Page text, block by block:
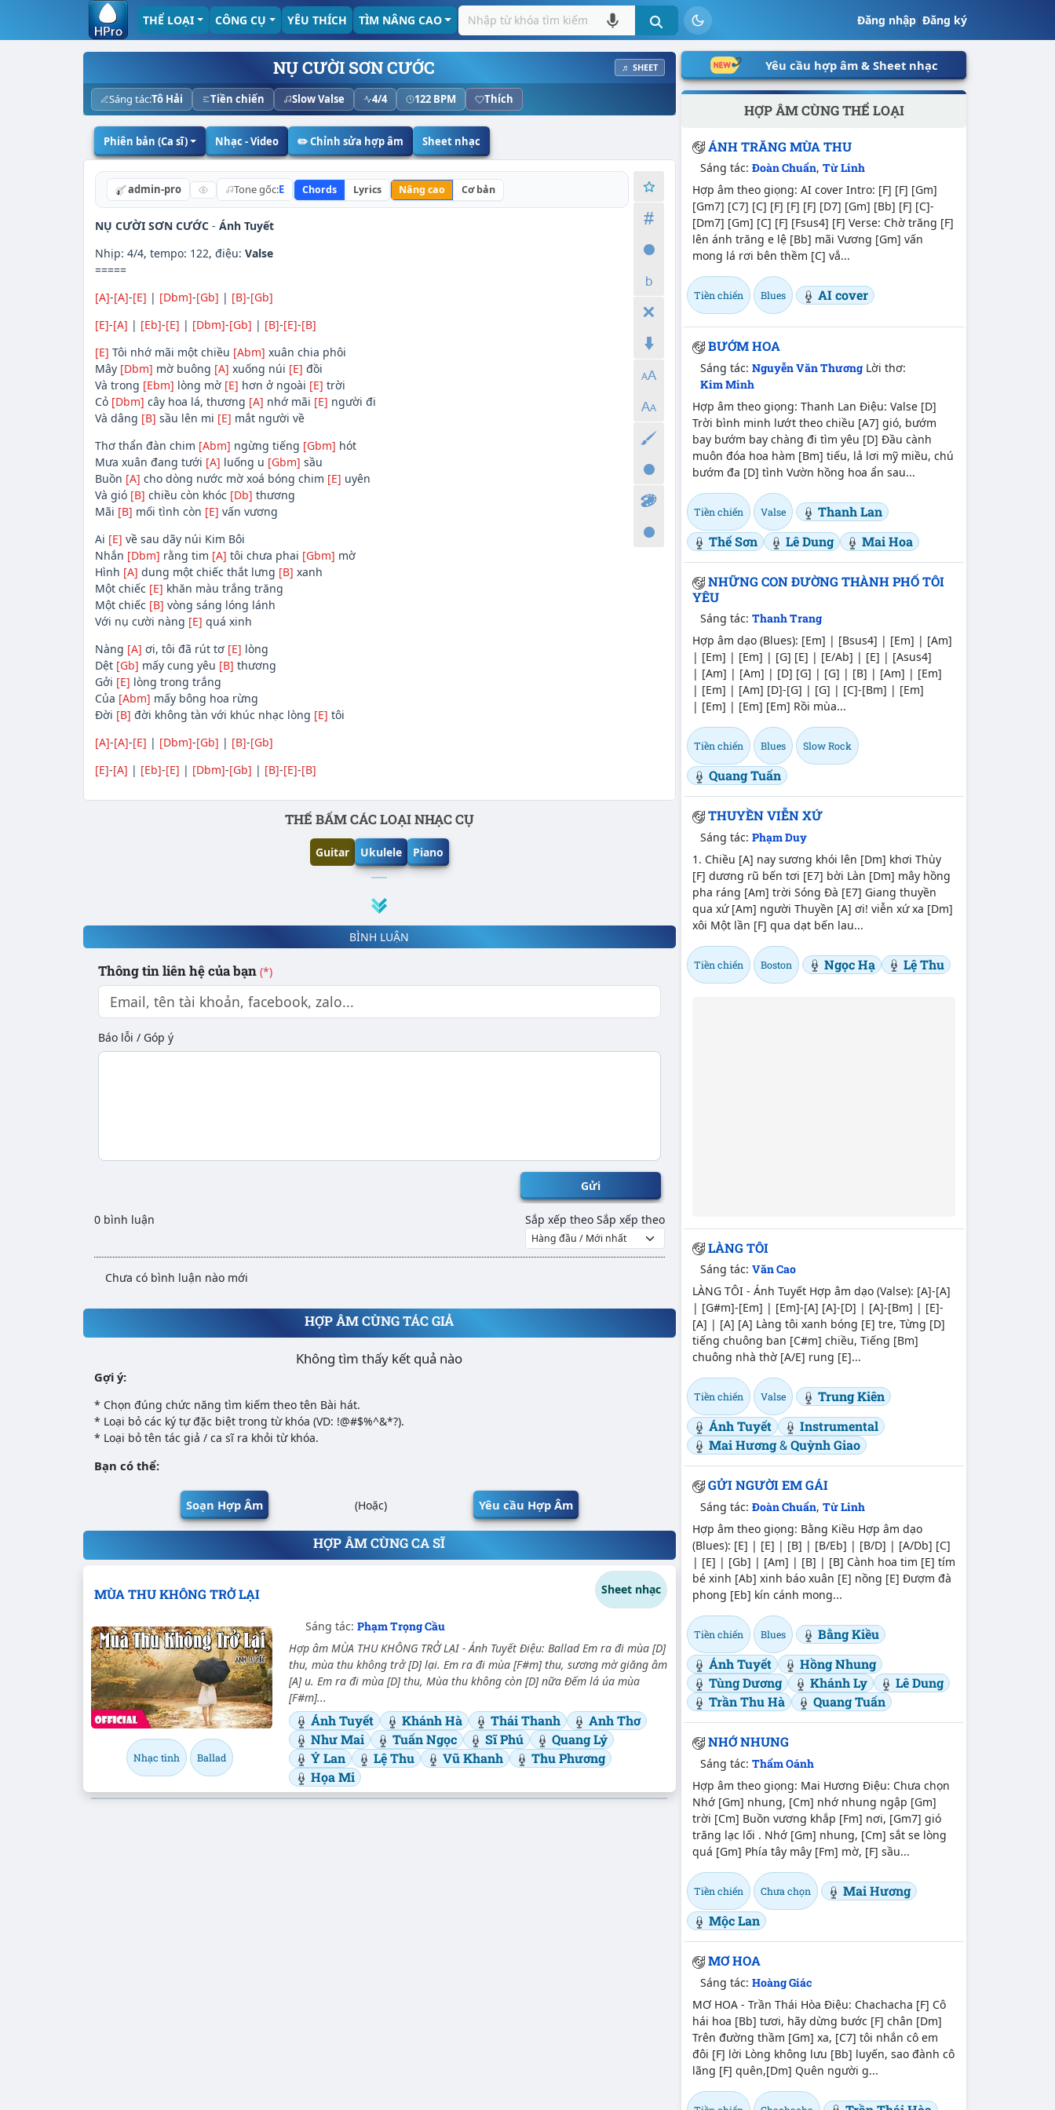
Đăng nhập|Đăng ký
THỂ LOẠI CÔNG CỤ YÊU THÍCH TÌM NÂNG CAO
NỤ CƯỜI SƠN CƯỚC ♬ SHEET
Sáng tác:Tô Hải Tiền chiến Slow Valse 4/4 122 BPM Thích
Phiên bản (Ca sĩ) Nhạc - Video ✏️ Chỉnh sửa hợp âm Sheet nhạc
admin-pro Tone gốc:E Chords Lyrics Nâng cao Cơ bản
NỤ CƯỜI SƠN CƯỚC- Ánh Tuyết
Nhịp: 4/4, tempo: 122, điệu: Valse
=====
[A]-[A]-[E] | [Dbm]-[Gb] | [B]-[Gb]
[E]-[A] | [Eb]-[E] | [Dbm]-[Gb] | [B]-[E]-[B]
[E] Tôi nhớ mãi một chiều [Abm] xuân chia phôi
Mây [Dbm] mờ buông [A] xuống núi [E] đồi
Và trong [Ebm] lòng mờ [E] hơn ở ngoài [E] trời
Cỏ [Dbm] cây hoa lá, thương [A] nhớ mãi [E] người đi
Và dâng [B] sầu lên mi [E] mắt người về
Thơ thẩn đàn chim [Abm] ngừng tiếng [Gbm] hót
Mưa xuân đang tưới [A] luống u [Gbm] sầu
Buồn [A] cho dòng nước mờ xoá bóng chim [E] uyên
Và gió [B] chiều còn khóc [Db] thương
Mãi [B] mối tình còn [E] vấn vương
Ai [E] về sau dãy núi Kim Bôi
Nhắn [Dbm] rằng tim [A] tôi chưa phai [Gbm] mờ
Hình [A] dung một chiếc thắt lưng [B] xanh
Một chiếc [E] khăn màu trắng trăng
Một chiếc [B] vòng sáng lóng lánh
Với nụ cười nàng [E] quá xinh
Nàng [A] ơi, tôi đã rút tơ [E] lòng
Dệt [Gb] mấy cung yêu [B] thương
Gởi [E] lòng trong trắng
Của [Abm] mấy bông hoa rừng
Đời [B] đời không tàn với khúc nhạc lòng [E] tôi
[A]-[A]-[E] | [Dbm]-[Gb] | [B]-[Gb]
[E]-[A] | [Eb]-[E] | [Dbm]-[Gb] | [B]-[E]-[B]
THẾ BẤM CÁC LOẠI NHẠC CỤ
Guitar Ukulele Piano
BÌNH LUẬN
Thông tin liên hệ của bạn (*)
Báo lỗi / Góp ý
Gửi
0 bình luận Sắp xếp theo Sắp xếp theo
Chưa có bình luận nào mới
HỢP ÂM CÙNG TÁC GIẢ
Không tìm thấy kết quả nào
Gợi ý:
* Chọn đúng chức năng tìm kiếm theo tên Bài hát.
* Loại bỏ các ký tự đặc biệt trong từ khóa (VD: !@#$%^&*?).
* Loại bỏ tên tác giả / ca sĩ ra khỏi từ khóa.
Bạn có thể:
Soạn Hợp Âm (Hoặc) Yêu cầu Hợp Âm
HỢP ÂM CÙNG CA SĨ
MÙA THU KHÔNG TRỞ LẠI Sheet nhạc
Nhạc tình Ballad
Sáng tác: Phạm Trọng Cầu
Hợp âm MÙA THU KHÔNG TRỞ LẠI - Ánh Tuyết Điệu: Ballad Em ra đi mùa [D]
thu, mùa thu không trở [D] lại. Em ra đi mùa [F#m] thu, sương mờ giăng âm
[A] u. Em ra đi mùa [D] thu, Mùa thu không còn [D] nữa Đếm lá úa mùa
[F#m]...
Ánh Tuyết Khánh Hà Thái Thanh
Anh Thơ
Như Mai
Tuấn Ngọc Sĩ Phú
Quang Lý
Ý Lan
Lệ Thu Vũ Khanh
Thu Phương
Họa Mi
Yêu cầu hợp âm & Sheet nhạc
HỢP ÂM CÙNG THỂ LOẠI
ÁNH TRĂNG MÙA THU
Sáng tác:Đoàn Chuẩn,Từ Linh
Hợp âm theo giọng: AI cover Intro: [F] [F] [Gm]
[Gm7] [C7] [C] [F] [F] [F] [D7] [Gm] [Bb] [F] [C]-
[Dm7] [Gm] [C] [F] [Fsus4] [F] Verse: Chờ trăng [F]
lên ánh trăng e lệ [Bb] mãi Vương [Gm] vấn
mong lá rơi bên thềm [C] vắ...
Tiền chiến Blues AI cover
BƯỚM HOA
Sáng tác:Nguyễn Văn Thương Lời thơ:
Kim Minh
Hợp âm theo giọng: Thanh Lan Điệu: Valse [D]
Trời bình minh lướt theo chiều [A7] gió, bướm
bay bướm bay chàng đi tìm yêu [D] Đầu cành
muôn đóa hoa hàm [Bm] tiếu, lả lơi mỹ miều, chú
bướm đa [D] tình Vườn hồng hoa ẩn sau...
Tiền chiến Valse
Thanh Lan
Thế Sơn
Lê Dung Mai Hoa
NHỮNG CON ĐƯỜNG THÀNH PHỐ TÔI
YÊU
Sáng tác:Thanh Trang
Hợp âm dạo (Blues): [Em] | [Bsus4] | [Em] | [Am]
| [Em] | [Em] | [G] [E] | [E/Ab] | [E] | [Asus4]
| [Am] | [Am] | [D] [G] | [G] | [B] | [Am] | [Em]
| [Em] | [Am] [D]-[G] | [G] | [C]-[Bm] | [Em]
| [Em] | [Em] [Em] Rồi mùa...
Tiền chiến Blues Slow Rock
Quang Tuấn
THUYỀN VIỄN XỨ
Sáng tác:Phạm Duy
1. Chiều [A] nay sương khói lên [Dm] khơi Thùy
[F] dương rũ bến tơi [E7] bời Làn [Dm] mây hồng
pha ráng [Am] trời Sóng Đà [E7] Giang thuyền
qua xứ [Am] người Thuyền [A] ơi! viễn xứ xa [Dm]
xôi Một lần [F] qua dạt bến lau...
Tiền chiến Boston Ngọc Hạ Lệ Thu
LÀNG TÔI
Sáng tác:Văn Cao
LÀNG TÔI - Ánh Tuyết Hợp âm dạo (Valse): [A]-[A]
| [G#m]-[Em] | [Em]-[A] [A]-[D] | [A]-[Bm] | [E]-
[A] | [A] [A] Làng tôi xanh bóng [E] tre, Từng [D]
tiếng chuông ban [C#m] chiều, Tiếng [Bm]
chuông nhà thờ [A/E] rung [E]...
Tiền chiến Valse
Trung Kiên
Ánh Tuyết
Instrumental
Mai Hương&Quỳnh Giao
GỬI NGƯỜI EM GÁI
Sáng tác:Đoàn Chuẩn,Từ Linh
Hợp âm theo giọng: Bằng Kiều Hợp âm dạo
(Blues): [E] | [E] | [B] | [B/Eb] | [B/D] | [A/Db] [C]
| [E] | [Gb] | [Am] | [B] | [B] Cành hoa tim [E] tím
bé xinh [Ab] xinh báo xuân [E] nồng [E] Đượm đà
phong [Eb] kín cánh mong...
Tiền chiến Blues
Bằng Kiều
Ánh Tuyết
Hồng Nhung
Tùng Dương
Khánh Ly
Lê Dung
Trần Thu Hà
Quang Tuấn
NHỚ NHUNG
Sáng tác:Thẩm Oánh
Hợp âm theo giọng: Mai Hương Điệu: Chưa chọn
Nhớ [Gm] nhung, [Cm] nhớ nhung ngập [Gm]
trời [Cm] Buồn vương khắp [Fm] nơi, [Gm7] gió
trăng lạc lối . Nhớ [Gm] nhung, [Cm] sắt se lòng
quá [Gm] Phía tây mây [Fm] mờ, [F] sầu...
Tiền chiến Chưa chọn
Mai Hương
Mộc Lan
MƠ HOA
Sáng tác:Hoàng Giác
MƠ HOA - Trần Thái Hòa Điệu: Chachacha [F] Cô
hái hoa [Bb] tươi, hãy dừng bước [F] chân [Dm]
Trên đường thầm [Gm] xa, [C7] tôi nhắn cô em
đôi [F] lời Lòng không lưu [Bb] luyến, sao đành cô
lãng [F] quên,[Dm] Quên người g...